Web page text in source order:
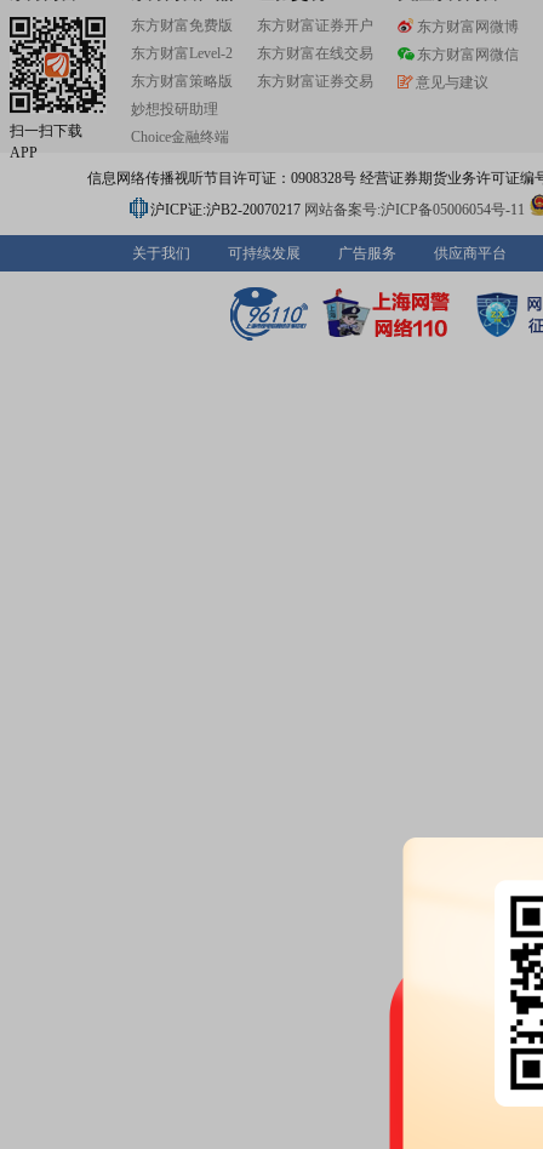
扫一扫下载
APP
东方财富免费版
东方财富Level-2
东方财富策略版
妙想投研助理
Choice金融终端
东方财富证券开户
东方财富在线交易
东方财富证券交易
东方财富网微博
东方财富网微信
意见与建议
信息网络传播视听节目许可证：0908328号 经营证券期货业务许可证编
沪ICP证:沪B2-20070217 网站备案号:沪ICP备05006054号-11
关于我们 可持续发展 广告服务 供应商平台